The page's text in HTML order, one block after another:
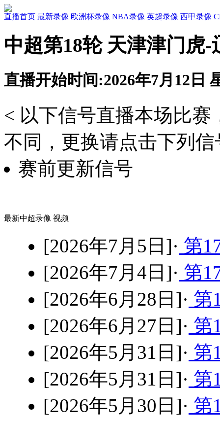
直播首页 最新录像 欧洲杯录像 NBA录像 英超录像 西甲录像
中超第18轮 天津津门虎-
直播开始时间:2026年7月12日
< 以下信号直播本场比
不同，更换请点击下列信
赛前更新信号
最新中超录像 视频
[2026年7月5日]· 第
[2026年7月4日]· 第
[2026年6月28日]· 第
[2026年6月27日]· 第
[2026年5月31日]· 第
[2026年5月31日]· 第
[2026年5月30日]· 第